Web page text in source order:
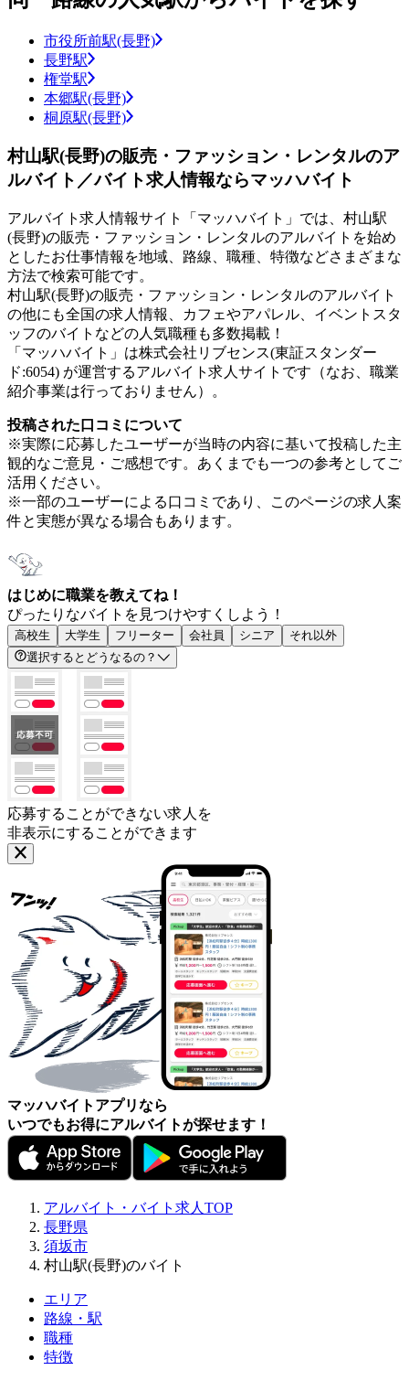
市役所前駅(長野)
長野駅
権堂駅
本郷駅(長野)
桐原駅(長野)
村山駅(長野)の販売・ファッション・レンタルのア
ルバイト／バイト求人情報ならマッハバイト
アルバイト求人情報サイト「マッハバイト」では、村山駅
(長野)の販売・ファッション・レンタルのアルバイトを始め
としたお仕事情報を地域、路線、職種、特徴などさまざまな
方法で検索可能です。
村山駅(長野)の販売・ファッション・レンタルのアルバイト
の他にも全国の求人情報、カフェやアパレル、イベントスタ
ッフのバイトなどの人気職種も多数掲載！
「マッハバイト」は株式会社リブセンス(東証スタンダー
ド:6054) が運営するアルバイト求人サイトです（なお、職業
紹介事業は行っておりません）。
投稿された口コミについて
※実際に応募したユーザーが当時の内容に基いて投稿した主
観的なご意見・ご感想です。あくまでも一つの参考としてご
活用ください。
※一部のユーザーによる口コミであり、このページの求人案
件と実態が異なる場合もあります。
はじめに職業を教えてね！
ぴったりなバイトを見つけやすくしよう！
高校生 大学生 フリーター 会社員 シニア
それ以外
選択するとどうなるの？
応募することができない求人を
非表示にすることができます
マッハバイトアプリなら
いつでもお得にアルバイトが探せます！
アルバイト・バイト求人TOP
長野県
須坂市
村山駅(長野)のバイト
エリア
路線・駅
職種
特徴